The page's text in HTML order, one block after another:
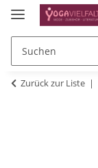
Zurück zur Liste